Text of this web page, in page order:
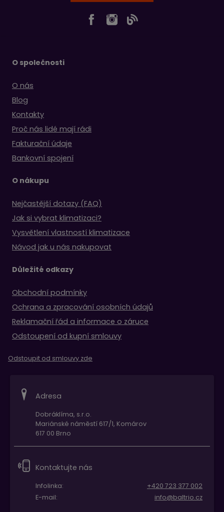
O společnosti
O nás
Blog
Kontakty
Proč nás lidé mají rádi
Fakturační údaje
Bankovní spojení
O nákupu
Nejčastější dotazy (FAQ)
Jak si vybrat klimatizaci?
Vysvětlení vlastností klimatizace
Návod jak u nás nakupovat
Důležité odkazy
Obchodní podmínky
Ochrana a zpracování osobních údajů
Reklamační řád a informace o záruce
Odstoupení od kupní smlouvy
Odstoupit od smlouvy zde
Adresa
Dobráklíma, s.r.o.
Mariánské náměstí 617/1, Komárov
617 00 Brno
Kontaktujte nás
Infolinka:
+420 723 377 002
E-mail:
info@baltrio.cz